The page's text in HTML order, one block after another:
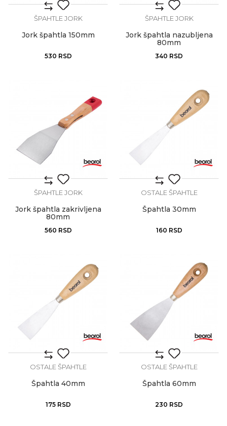
ŠPAHTLE JORK
Jork špahtla 150mm
530 RSD
ŠPAHTLE JORK
Jork špahtla nazubljena
80mm
340 RSD
ŠPAHTLE JORK
Jork špahtla zakrivljena
80mm
560 RSD
OSTALE ŠPAHTLE
Špahtla 30mm
160 RSD
OSTALE ŠPAHTLE
Špahtla 40mm
175 RSD
OSTALE ŠPAHTLE
Špahtla 60mm
230 RSD